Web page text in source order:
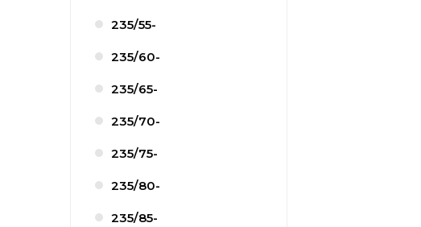
235/55-
235/60-
235/65-
235/70-
235/75-
235/80-
235/85-